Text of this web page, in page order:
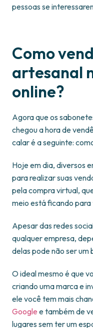
pessoas se
Como
artesanal
online?
Agora que os
chegou a hora de
calar é a seguinte:
Hoje em dia, diversos
para realizar suas
pela compra virtual,
meio está ficando para
Apesar das redes
qualquer empresa,
delas pode não ser um
O ideal mesmo é que
criando uma marca e
ele você tem mais
Google e também de
lugares sem ter um